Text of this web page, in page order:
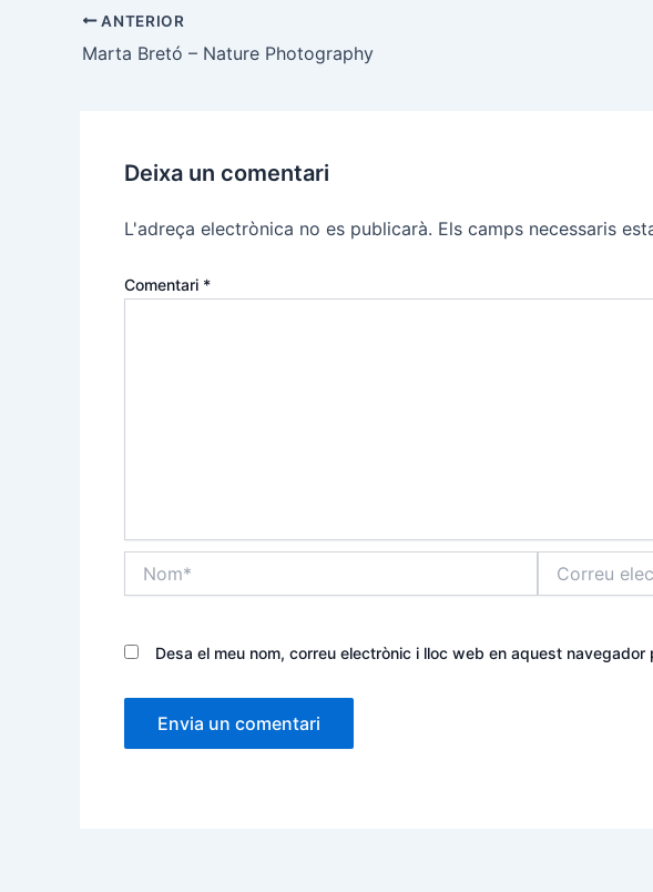
ANTERIOR
Marta Bretó – Nature Photography
Deixa un comentari
L'adreça electrònica no es publicarà. Els camps necessaris
Comentari *
electrònic*
Desa el meu nom, correu electrònic i lloc web en aquest